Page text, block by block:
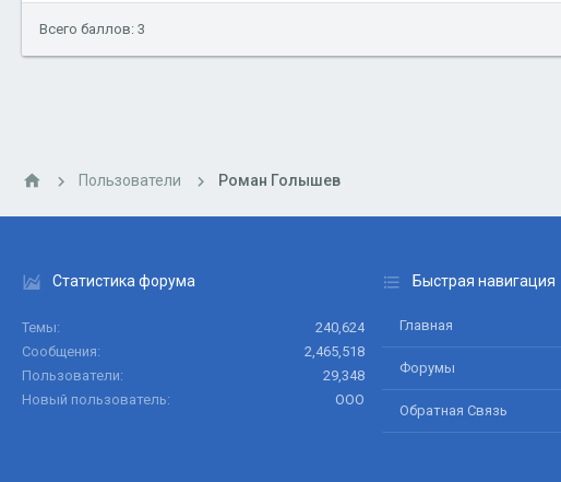
Всего баллов: 3
Пользователи Роман Голышев
Статистика форума
Темы
240,624
Сообщения
2,465,518
Пользователи
29,348
Новый пользователь
ООО
Быстрая навигация
Главная
Форумы
Обратная Связь